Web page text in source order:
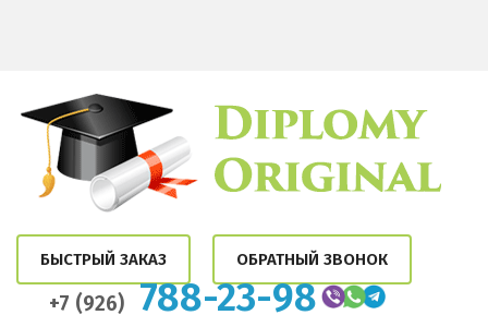
БЫСТРЫЙ ЗАКАЗ ОБРАТНЫЙ ЗВОНОК
+7 (926) 788-23-98